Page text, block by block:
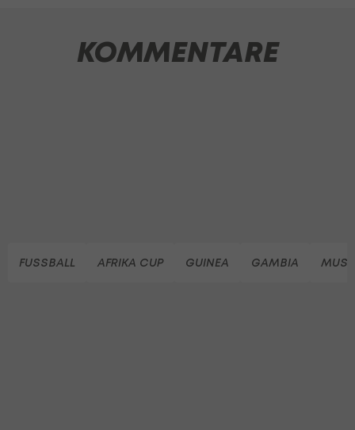
KOMMENTARE
FUSSBALL AFRIKA CUP GUINEA GAMBIA